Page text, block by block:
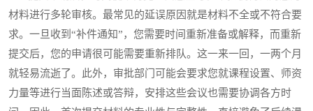
材料进行多轮审核。最常见的延误原因就是材料不全或不符合要
求。一旦收到“补件通知”，您需要时间重新准备或解释，而重新
提交后，您的申请很可能需要重新排队。这一来一回，一两个月
就轻易流逝了。此外，审批部门可能会要求您就课程设置、师资
力量等进行当面陈述或答辩，安排这些会议也需要协调各方时